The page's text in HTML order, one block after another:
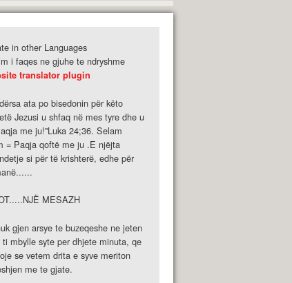
in other Languages
i faqes ne gjuhe te ndryshme
ata po bisedonin për këto
Jezusi u shfaq në mes tyre dhe u
me ju!''Luka 24;36. Selam
= Paqja qoftë me ju .E njëjta
si për të krishterë, edhe për
MESAZH
gjen arsye te buzeqeshe ne jeten
mbylle syte per dhjete minuta, qe
se vetem drita e syve meriton
me te gjate.